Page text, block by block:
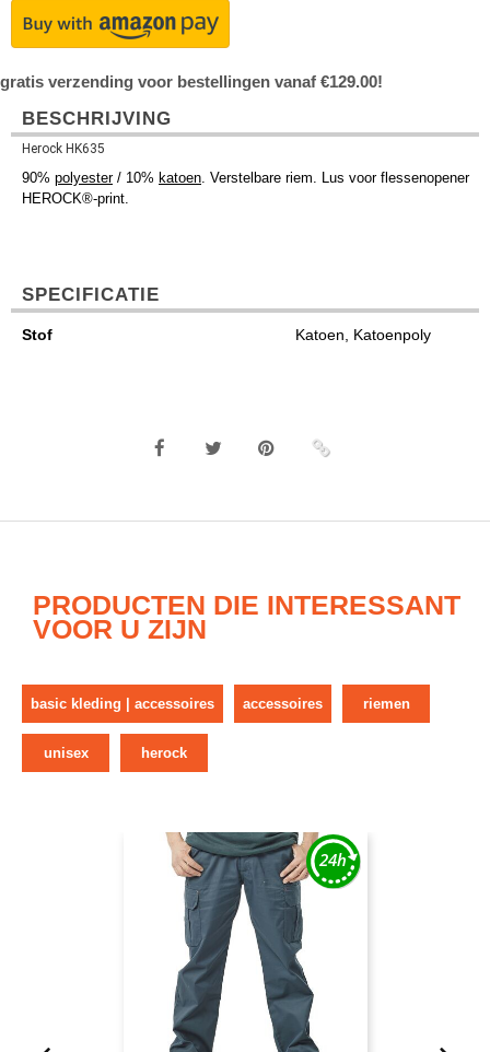
gratis verzending voor bestellingen vanaf €129.00!
BESCHRIJVING
Herock HK635
90% polyester/ 10% katoen. Verstelbare riem. Lus voor flessenopener
HEROCK®-print.
SPECIFICATIE
Stof Katoen, Katoenpoly
PRODUCTEN DIE INTERESSANT
VOOR U ZIJN
basic kleding | accessoires accessoires riemen
unisex herock